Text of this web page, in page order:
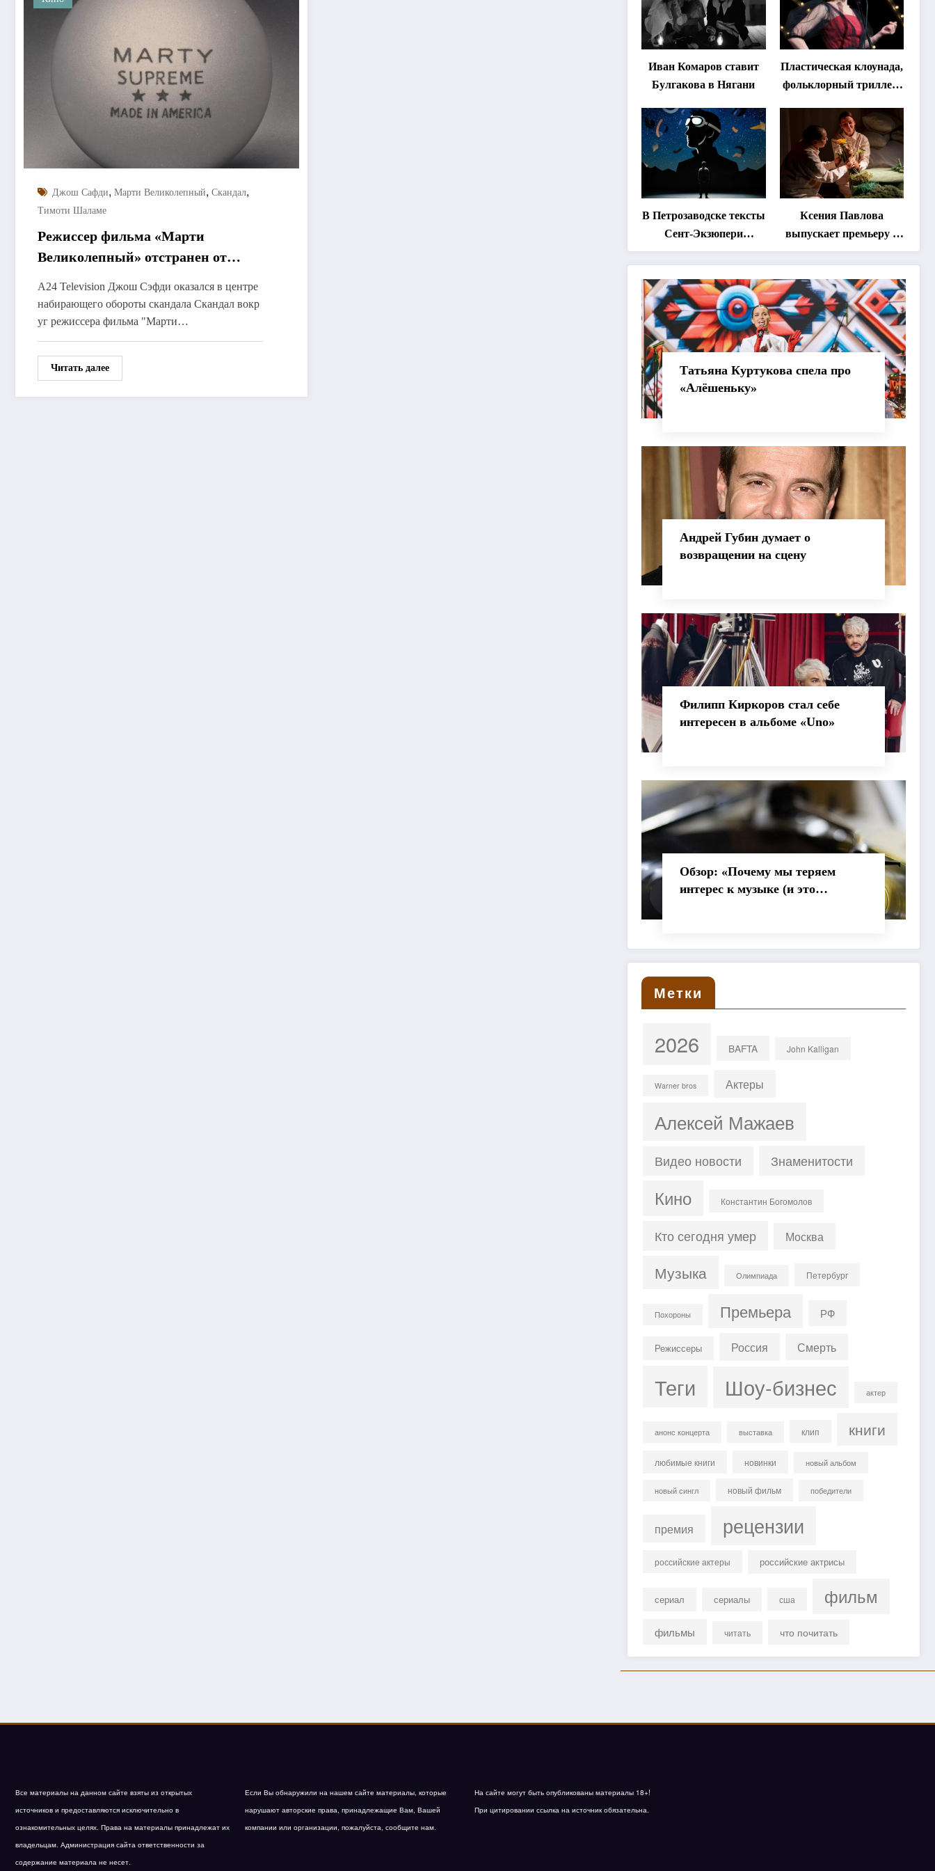
Джош Сафди, Марти Великолепный, Скандал,
Тимоти Шаламе
Режиссер фильма «Марти
Великолепный» отстранен от
A24 Television Джош Сэфди оказался в центре
набирающего обороты скандала Скандал вокр
уг режиссера фильма "Марти…
Читать далее
Иван Комаров ставит
Булгакова в Нягани
Пластическая клоунада,
фольклорный триллер,
Что покажут на втором
этапе фестиваля
«Монокль»
В Петрозаводске тексты
Сент-Экзюпери
переведут на язык
хореографии
Ксения Павлова
выпускает премьеру о
дружбе сурка и
Татьяна Куртукова спела про
«Алёшеньку»
Андрей Губин думает о
возвращении на сцену
Филипп Киркоров стал себе
интересен в альбоме «Uno»
Обзор: «Почему мы теряем
интерес к музыке (и это
Метки
2026 BAFTA John Kalligan
Warner bros Актеры
Алексей Мажаев
Видео новости Знаменитости
Кино Константин Богомолов
Кто сегодня умер Москва
Музыка Олимпиада Петербург
Похороны Премьера РФ
Режиссеры Россия Смерть
Теги Шоу-бизнес актер
анонс концерта выставка клип книги
любимые книги новинки новый альбом
новый сингл новый фильм победители
премия рецензии
российские актеры российские актрисы
сериал сериалы сша фильм
фильмы читать что почитать
Все материалы на данном сайте взяты из открытых
источников и предоставляются исключительно в
ознакомительных целях. Права на материалы принадлежат их
владельцам. Администрация сайта ответственности за
содержание материала не несет.
Если Вы обнаружили на нашем сайте материалы, которые
нарушают авторские права, принадлежащие Вам, Вашей
компании или организации, пожалуйста, сообщите нам.
На сайте могут быть опубликованы материалы 18+!
При цитировании ссылка на источник обязательна.